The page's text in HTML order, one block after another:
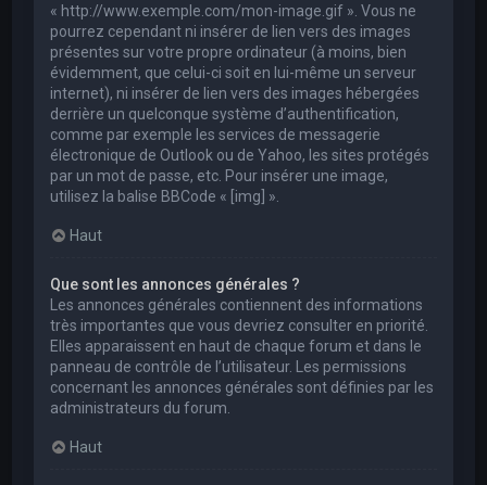
« http://www.exemple.com/mon-image.gif ». Vous ne
pourrez cependant ni insérer de lien vers des images
présentes sur votre propre ordinateur (à moins, bien
évidemment, que celui-ci soit en lui-même un serveur
internet), ni insérer de lien vers des images hébergées
derrière un quelconque système d’authentification,
comme par exemple les services de messagerie
électronique de Outlook ou de Yahoo, les sites protégés
par un mot de passe, etc. Pour insérer une image,
utilisez la balise BBCode « [img] ».
Haut
Que sont les annonces générales ?
Les annonces générales contiennent des informations
très importantes que vous devriez consulter en priorité.
Elles apparaissent en haut de chaque forum et dans le
panneau de contrôle de l’utilisateur. Les permissions
concernant les annonces générales sont définies par les
administrateurs du forum.
Haut